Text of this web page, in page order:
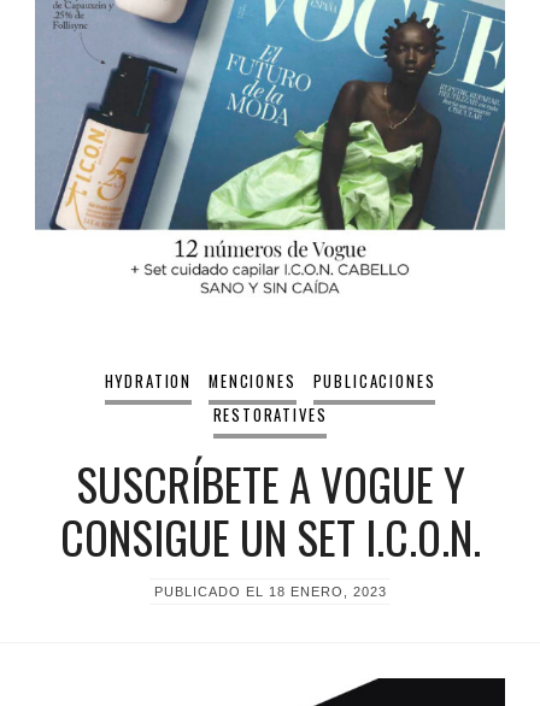
HYDRATION MENCIONES
PUBLICACIONES
RESTORATIVES
SUSCRÍBETE A VOGUE Y
CONSIGUE UN SET I.C.O.N.
PUBLICADO EL 18 ENERO, 2023